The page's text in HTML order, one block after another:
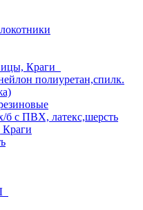
Краги
полиуретан,спилк.
б с ПВХ, латекс,шерсть